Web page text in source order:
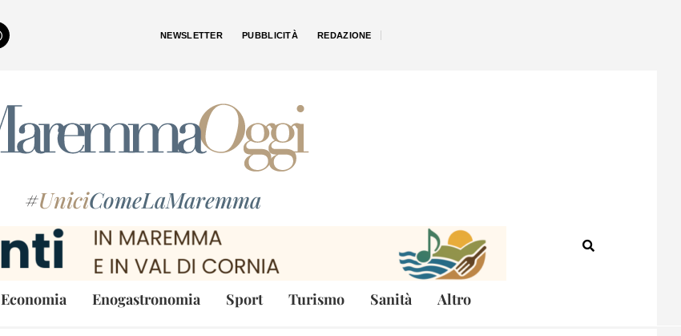
NEWSLETTER PUBBLICITÀ REDAZIONE
#UniciComeLaMaremma
Economia Enogastronomia Sport Turismo Sanità Altro